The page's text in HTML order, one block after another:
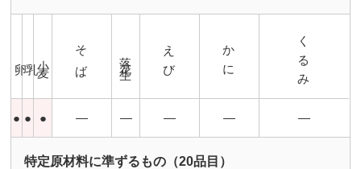
そば 落花生 えび かに くるみ
● ● ● ― ― ― ― ―
特定原材料に準ずるもの（20品目）